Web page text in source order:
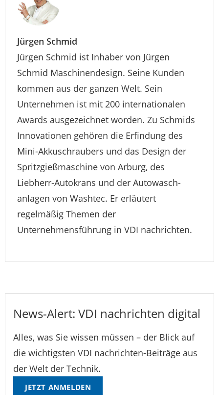
Jürgen Schmid
Jürgen Schmid ist Inhaber von Jürgen
Schmid Maschinendesign. Seine Kunden
kommen aus der ganzen Welt. Sein
Unternehmen ist mit 200 internationalen
Awards ausgezeichnet worden. Zu Schmids
Innovationen gehören die Erfindung des
Mini-Akkuschraubers und das Design der
Spritzgießmaschine von Arburg, des
Liebherr-Autokrans und der Autowasch­
anlagen von Washtec. Er erläutert
regelmäßig Themen der
Unternehmensführung in VDI nachrichten.
News-Alert: VDI nachrichten digital
Alles, was Sie wissen müssen – der Blick auf
die wichtigsten VDI nachrichten-Beiträge aus
der Welt der Technik.
JETZT ANMELDEN